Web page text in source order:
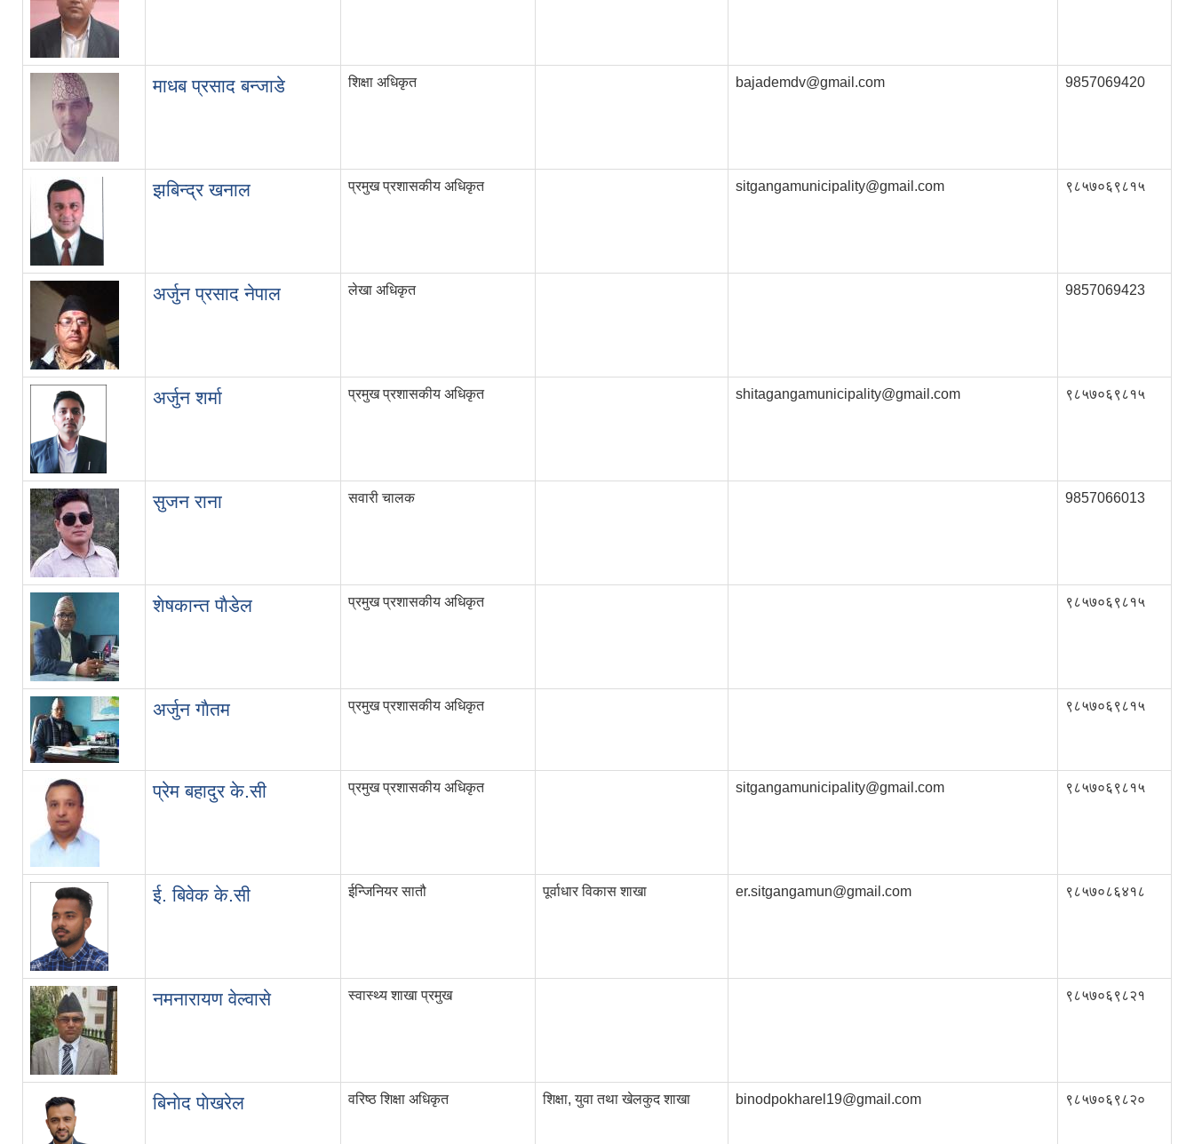
माधब प्रसाद बन्जाडे शिक्षा अधिकृत bajademdv@gmail.com 9857069420
झबिन्द्र खनाल प्रमुख प्रशासकीय अधिकृत sitgangamunicipality@gmail.com ९८५७०६९८१५
अर्जुन प्रसाद नेपाल लेखा अधिकृत 9857069423
अर्जुन शर्मा प्रमुख प्रशासकीय अधिकृत shitagangamunicipality@gmail.com ९८५७०६९८१५
सुजन राना सवारी चालक 9857066013
शेषकान्त पाैडेल प्रमुख प्रशासकीय अधिकृत ९८५७०६९८१५
अर्जुन गाैतम प्रमुख प्रशासकीय अधिकृत ९८५७०६९८१५
प्रेम बहादुर के.सी प्रमुख प्रशासकीय अधिकृत sitgangamunicipality@gmail.com ९८५७०६९८१५
ई. बिवेक के.सी ईन्जिनियर सातौ पूर्वाधार विकास शाखा er.sitgangamun@gmail.com ९८५७०८६४१८
नमनारायण वेल्वासे स्वास्थ्य शाखा प्रमुख ९८५७०६९८२१
बिनाेद पाेखरेल वरिष्ठ शिक्षा अधिकृत शिक्षा, युवा तथा खेलकुद शाखा binodpokharel19@gmail.com ९८५७०६९८२०